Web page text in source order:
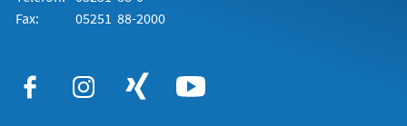
Fax:
05251 88-2000